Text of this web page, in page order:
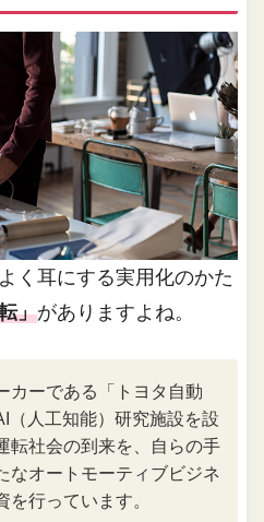
く耳にする実用化のかた
」がありますよね。
カーである「トヨタ自動
（人工知能）研究施設を設
転社会の到来を、自らの手
なオートモーティブビジネ
を行っています。